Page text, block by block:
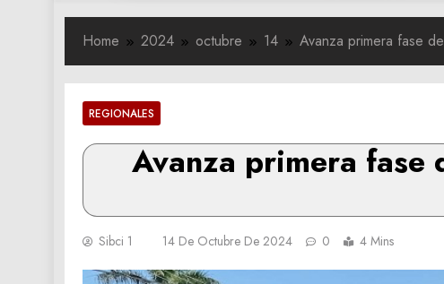
Home 2024 octubre 14 Avanza primera fase
REGIONALES
Avanza primera fase
Sibci 1 14 De Octubre De 2024 0 4 Mins